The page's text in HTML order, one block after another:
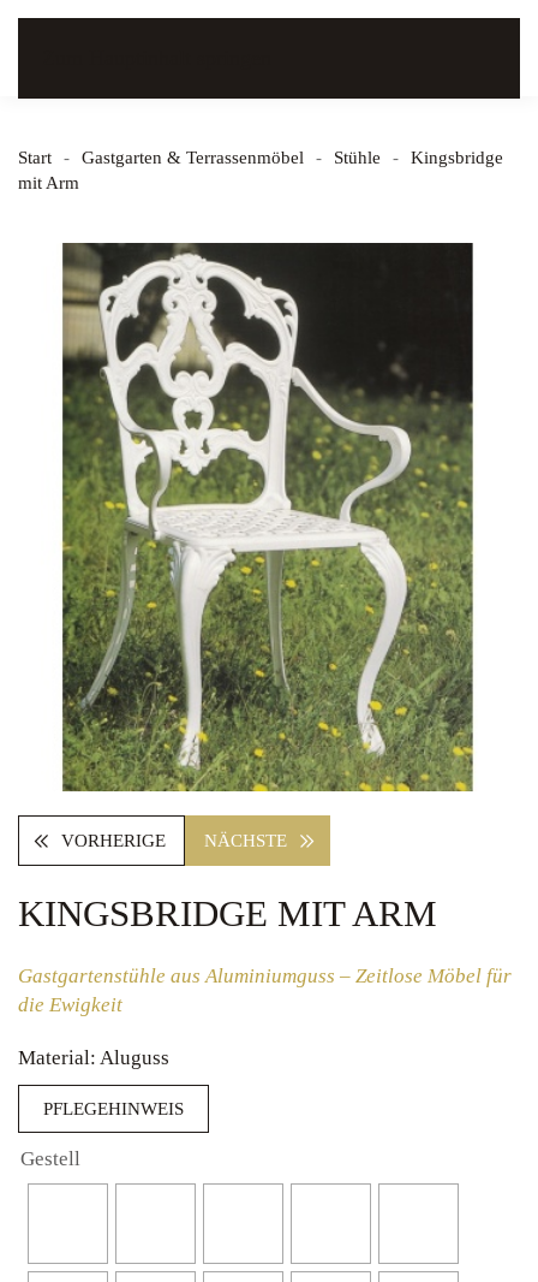
Start Gastgarten & Terrassenmöbel Stühle
Kingsbridge
mit Arm
VORHERIGE NÄCHSTE
KINGSBRIDGE MIT ARM
Gastgartenstühle aus Aluminiumguss – Zeitlose Möbel für
die Ewigkeit
Material: Aluguss
PFLEGEHINWEIS
Gestell